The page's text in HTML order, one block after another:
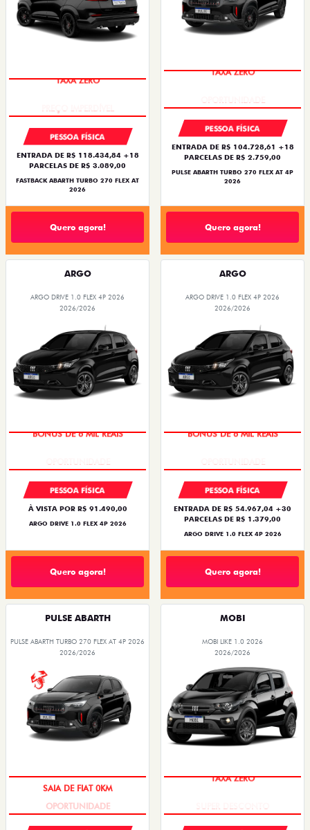
TAXA ZERO
PESSOA FÍSICA
ENTRADA DE R$ 118.434,84 +18
PARCELAS DE R$ 3.089,00
FASTBACK ABARTH TURBO 270 FLEX AT
2026
Quero agora!
TAXA ZERO
PESSOA FÍSICA
ENTRADA DE R$ 104.728,61 +18
PARCELAS DE R$ 2.759,00
PULSE ABARTH TURBO 270 FLEX AT 4P
2026
Quero agora!
ARGO
ARGO DRIVE 1.0 FLEX 4P 2026
2026/2026
BÔNUS DE 6 MIL REAIS
PESSOA FÍSICA
À VISTA POR R$ 91.490,00
ARGO DRIVE 1.0 FLEX 4P 2026
Quero agora!
ARGO
ARGO DRIVE 1.0 FLEX 4P 2026
2026/2026
BÔNUS DE 6 MIL REAIS
PESSOA FÍSICA
ENTRADA DE R$ 54.967,04 +30
PARCELAS DE R$ 1.379,00
ARGO DRIVE 1.0 FLEX 4P 2026
Quero agora!
PULSE ABARTH
PULSE ABARTH TURBO 270 FLEX AT 4P 2026
2026/2026
SAIA DE FIAT 0KM
MOBI
MOBI LIKE 1.0 2026
2026/2026
TAXA ZERO